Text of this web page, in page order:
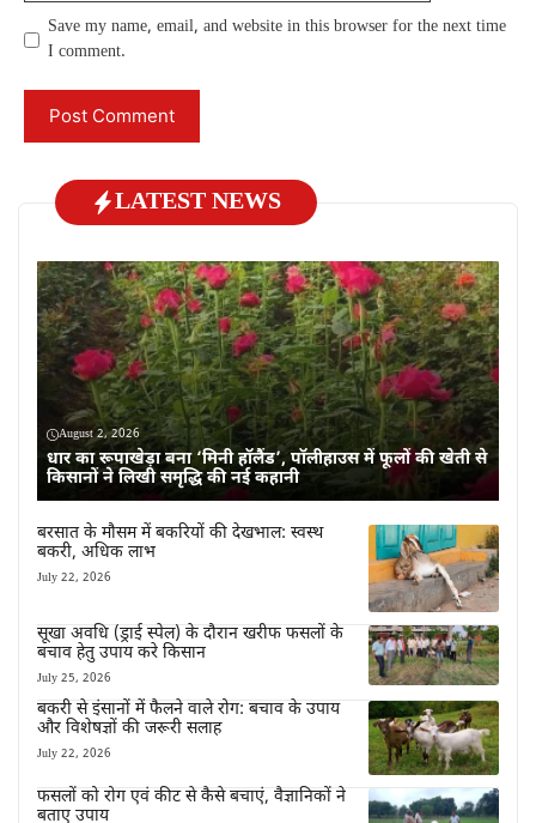
Save my name, email, and website in this browser for the next time
I comment.
LATEST NEWS
August 2, 2026
धार का रूपाखेड़ा बना ‘मिनी हॉलैंड’, पॉलीहाउस में फूलों की खेती से
किसानों ने लिखी समृद्धि की नई कहानी
बरसात के मौसम में बकरियों की देखभाल: स्वस्थ
बकरी, अधिक लाभ
July 22, 2026
सूखा अवधि (ड्राई स्पेल) के दौरान खरीफ फसलों के
बचाव हेतु उपाय करे किसान
July 25, 2026
बकरी से इंसानों में फैलने वाले रोग: बचाव के उपाय
और विशेषज्ञों की जरूरी सलाह
July 22, 2026
फसलों को रोग एवं कीट से कैसे बचाएं, वैज्ञानिकों ने
बताए उपाय